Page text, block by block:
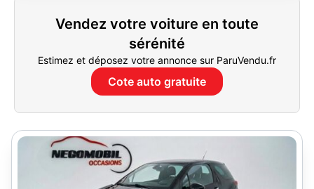
Vendez votre voiture en toute
sérénité
Estimez et déposez votre annonce sur ParuVendu.fr
Cote auto gratuite